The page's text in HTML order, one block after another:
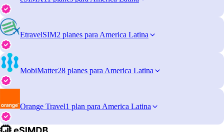
EtravelSIM2 planes para America Latina
MobiMatter28 planes para America Latina
Orange Travel1 plan para America Latina